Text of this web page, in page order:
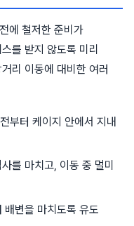
에 철저한 준비가
를 받지 않도록 미리
리 이동에 대비한 여러
부터 케이지 안에서 지내
를 마치고, 이동 중 멀미
배변을 마치도록 유도